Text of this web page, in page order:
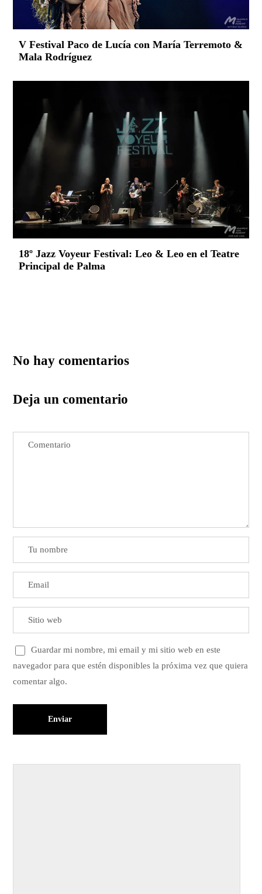
V Festival Paco de Lucía con María Terremoto &
Mala Rodríguez
18º Jazz Voyeur Festival: Leo & Leo en el Teatre
Principal de Palma
No hay comentarios
Deja un comentario
Guardar mi nombre, mi email y mi sitio web en este
navegador para que estén disponibles la próxima vez que quiera
comentar algo.